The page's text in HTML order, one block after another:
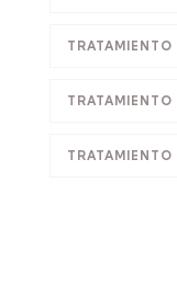
TRATAMIENTO